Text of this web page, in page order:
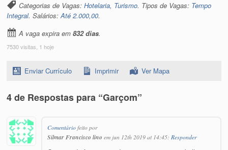
Categorias de Vagas:Hotelaria, Turismo. Tipos de Vagas: Tempo
Integral. Salários:Até 2.000,00.
A vaga expira em832 dias.
7530 visitas, 1 hoje
Enviar Currículo Imprimir Ver Mapa
4 de Respostas para “Garçom”
Comentáriofeito por
Silmar Francisco lino em jun 12th 2019 at 14:45: Responder